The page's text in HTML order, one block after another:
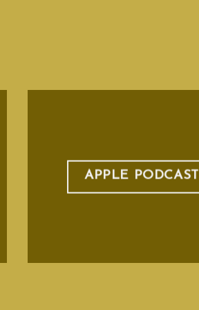
APPLE PODCAST